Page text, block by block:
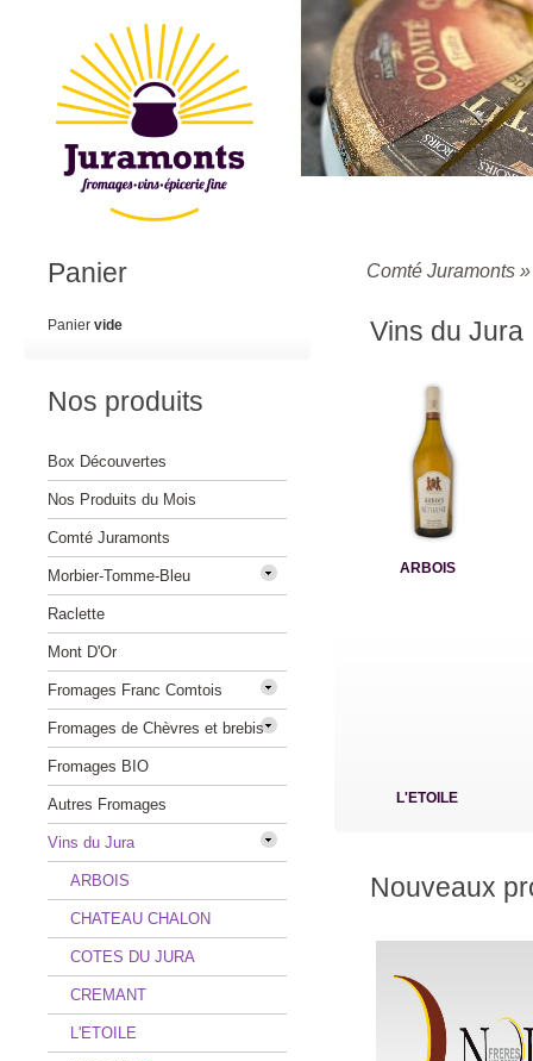
Comté Juramonts
Vins du Jura
ARBOIS
L'ETOILE
Nouveaux
Panier
Panier vide
Nos produits
Box Découvertes
Nos Produits du Mois
Comté Juramonts
Morbier-Tomme-Bleu
Raclette
Mont D'Or
Fromages Franc Comtois
Fromages de Chèvres et brebis
Fromages BIO
Autres Fromages
Vins du Jura
ARBOIS
CHATEAU CHALON
COTES DU JURA
CREMANT
L'ETOILE